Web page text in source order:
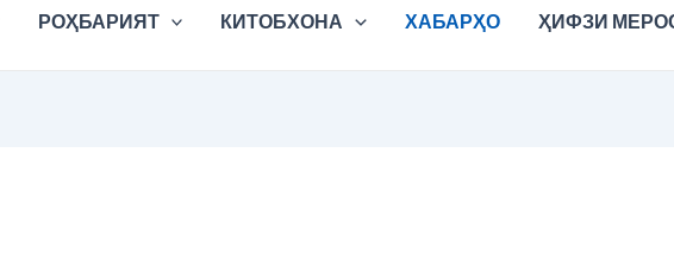
РОҲБАРИЯТ КИТОБХОНА ХАБАРҲО ҲИФЗИ